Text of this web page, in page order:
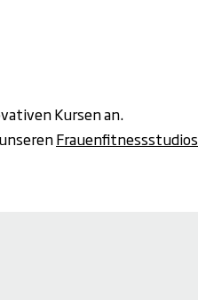
Kursen an.
Frauenfitnessstudios